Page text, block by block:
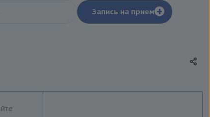
Запись на прием +